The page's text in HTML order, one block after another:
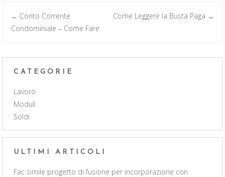
Post
← Conto Corrente
Condominiale – Come Fare
Come Leggere la Busta Paga →
CATEGORIE
Lavoro
Moduli
Soldi
ULTIMI ARTICOLI
Fac simile progetto di fusione per incorporazione con